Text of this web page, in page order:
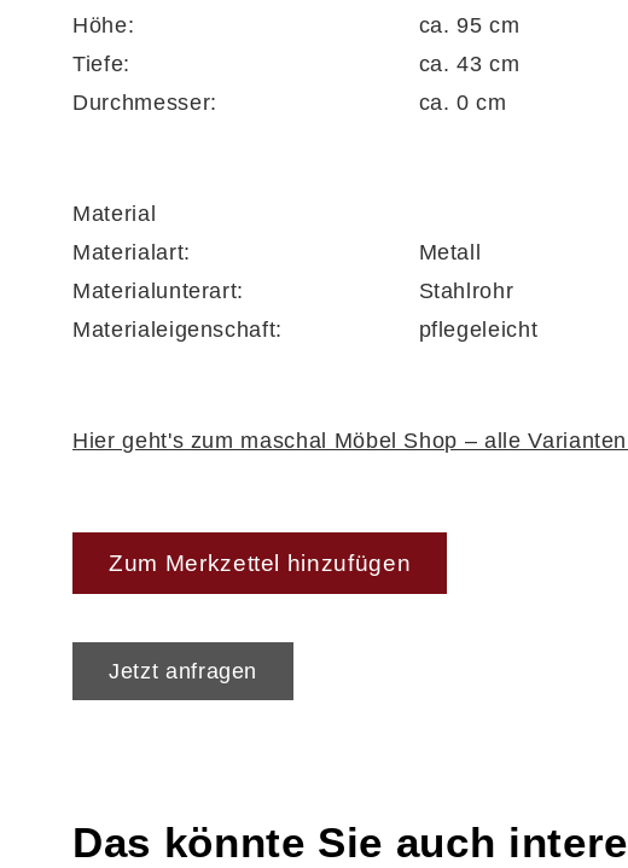
Höhe:
ca. 95 cm
Tiefe:
ca. 43 cm
Durchmesser:
ca. 0 cm
Material
Materialart:
Metall
Materialunterart:
Stahlrohr
Materialeigenschaft:
pflegeleicht
Hier geht's zum maschal Möbel Shop – alle
Zum Merkzettel hinzufügen
Jetzt anfragen
Das könnte Sie auch